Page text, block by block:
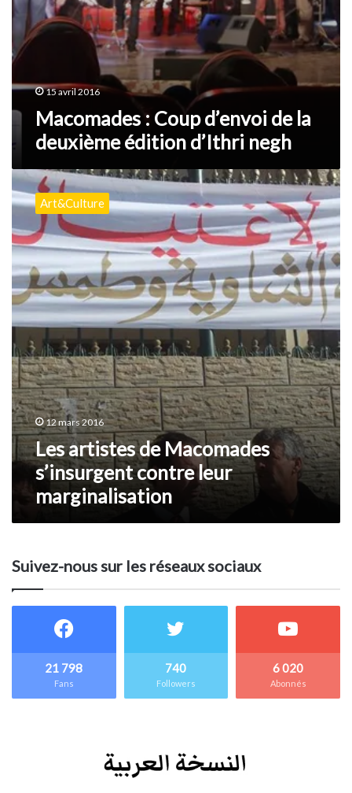
15 avril 2016
Macomades : Coup d’envoi de la
deuxième édition d’Ithri negh
Les
artistes
de
Macomades
s’insurgent
contre
leur
marginalisation
Art&Culture
12 mars 2016
Les artistes de Macomades
s’insurgent contre leur
marginalisation
Suivez-nous sur les réseaux sociaux
21 798
Fans
740
Followers
6 020
Abonnés